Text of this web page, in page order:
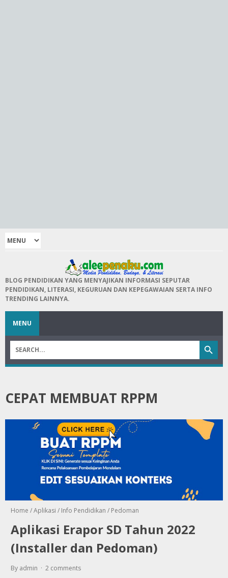
BLOG PENDIDIKAN YANG MENYAJIKAN INFORMASI SEPUTAR
PENDIDIKAN, LITERASI, KEGURUAN DAN KEPEGAWAIAN SERTA INFO
TRENDING LAINNYA.
MENU
CEPAT MEMBUAT RPPM
Home /Aplikasi / Info Pendidikan / Pedoman
Aplikasi Erapor SD Tahun 2022
(Installer dan Pedoman)
By admin 2 comments